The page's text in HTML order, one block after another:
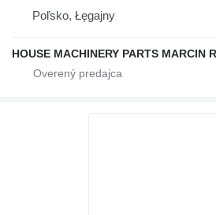
Poľsko, Łęgajny
HOUSE MACHINERY PARTS MARCIN